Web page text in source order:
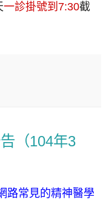
一診掛號到7:30截
（104年3
路常見的精神醫學